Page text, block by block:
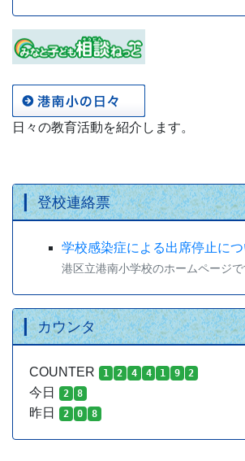
日々の教育活動を紹介します。
登校連絡票
学校感染症による出席停止につ
港区立港南小学校のホームページで
カウンタ
COUNTER 1 2 4 4 1 9 2
今日 2 8
昨日 2 0 8